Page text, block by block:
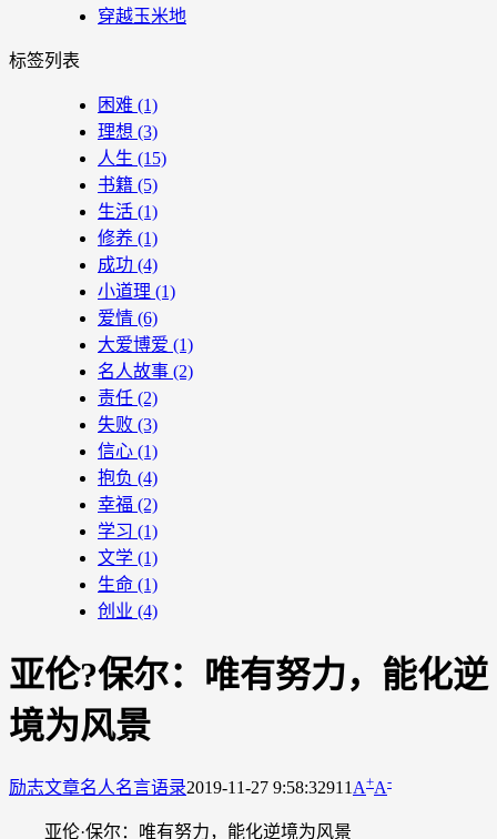
穿越玉米地
标签列表
困难 (1)
理想 (3)
人生 (15)
书籍 (5)
生活 (1)
修养 (1)
成功 (4)
小道理 (1)
爱情 (6)
大爱博爱 (1)
名人故事 (2)
责任 (2)
失败 (3)
信心 (1)
抱负 (4)
幸福 (2)
学习 (1)
文学 (1)
生命 (1)
创业 (4)
亚伦?保尔：唯有努力，能化逆
境为风景
励志文章名人名言语录2019-11-27 9:58:32911 A+A-
亚伦·保尔：唯有努力，能化逆境为风景